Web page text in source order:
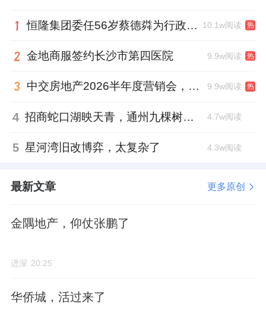
3房 2卫，入户门还正对卫生间，厨房在卧室隔
壁。
卧门正对厕所，主卧卫生间窗户对着阳台，私
不仅小面积产品做到三房四房，飘窗、阳台、
恒隆集团委任56岁蔡德粦为行政总裁、年薪2052万港元，曾任星巴克中国CEO 10.1w阅读 热
金地商服签约长沙市第四医院 9.9w阅读 热
中交房地产2026半年度营销会，绿城祝军现身了 9.9w阅读 热
4 招商蛇口湖映天青，通州九棵树首座宋韵新盘 4.7w阅读
5 星河湾旧改博弈，太复杂了 4.3w阅读
最新文章 更多原创
金隅地产，仰仗张鹏了
进深 20:25
华侨城，活过来了